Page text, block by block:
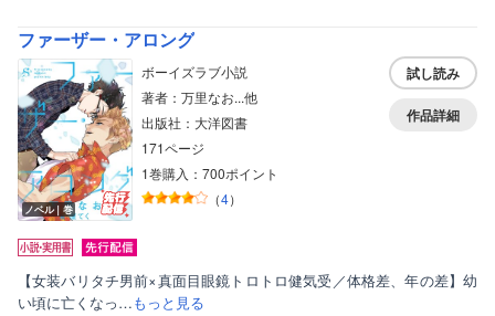
ファーザー・アロング
ノベル｜巻
ボーイズラブ小説
著者：万里なお...他
出版社：大洋図書
171ページ
1巻購入：700ポイント
（4）
試し読み
作品詳細
【女装バリタチ男前×真面目眼鏡トロトロ健気受／体格差、年の差】幼
い頃に亡くなっ…もっと見る